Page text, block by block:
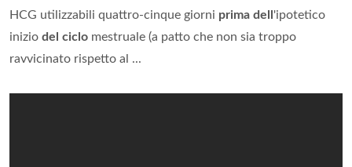
HCG utilizzabili quattro-cinque giorni prima dell'ipotetico
inizio del ciclo mestruale (a patto che non sia troppo
ravvicinato rispetto al ...